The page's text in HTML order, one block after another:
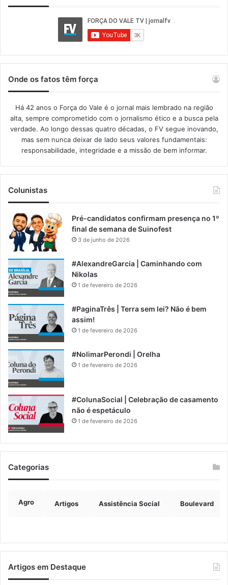
Onde os fatos têm força
Há 42 anos o Força do Vale é o jornal mais lembrado na região
alta, sempre comprometido com o jornalismo ético e a busca pela
verdade. Ao longo dessas quatro décadas, o FV segue inovando,
mas sem nunca deixar de lado seus valores fundamentais:
responsabilidade, integridade e a missão de bem informar.​
Colunistas
Pré-candidatos confirmam presença no 1º
final de semana de Suinofest
3 de junho de 2026
#AlexandreGarcia | Caminhando com
Nikolas
1 de fevereiro de 2026
#PaginaTrês | Terra sem lei? Não é bem
assim!
1 de fevereiro de 2026
#NolimarPerondi | Orelha
1 de fevereiro de 2026
#ColunaSocial | Celebração de casamento
não é espetáculo
1 de fevereiro de 2026
Categorias
Agro Artigos Assistência Social Boulevard
Artigos em Destaque